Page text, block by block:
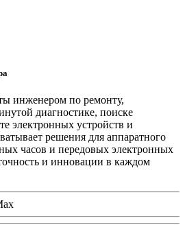
инженером по ремонту,
диагностике, поиске
электронных устройств и
решения для аппаратного
часов и передовых электронных
и инновации в каждом